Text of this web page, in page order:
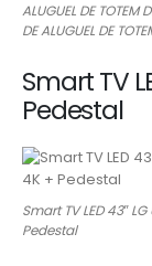
ALUGUEL DE TOTEM
DE ALUGUEL DE
Smart TV
Pedestal
Smart TV LED 43″
Pedestal